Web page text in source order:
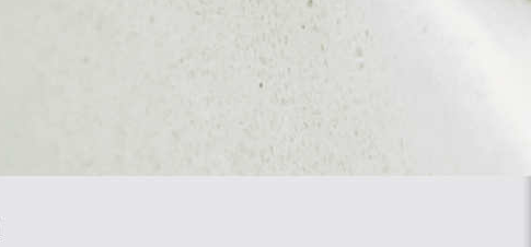
מארז שלישיה, קנקן ו-6 כוסות
כולל משלוח